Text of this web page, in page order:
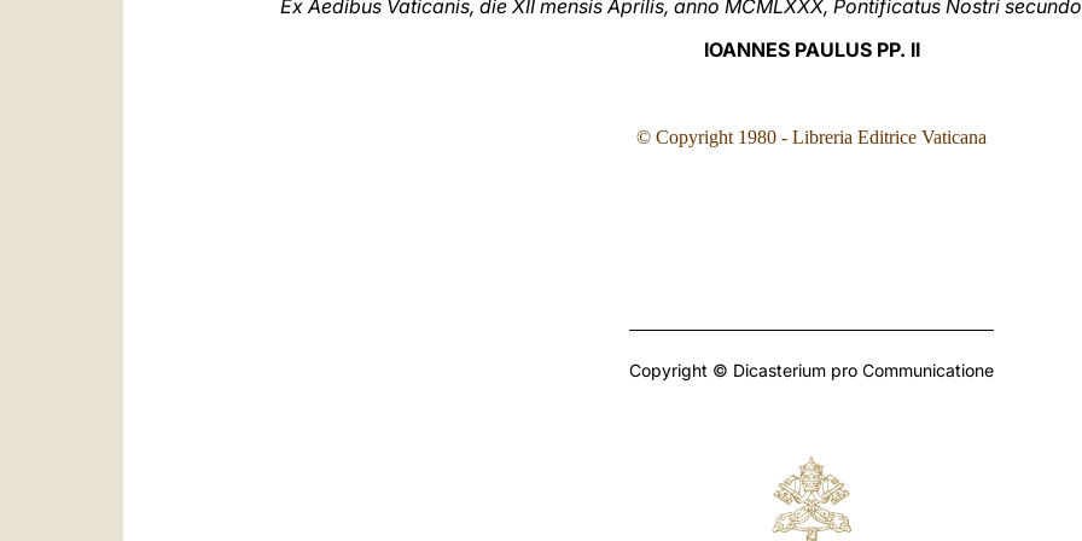
Ex Aedibus Vaticanis, die XII mensis Aprilis, anno MCMLXXX, Pontificatus Nostri
IOANNES PAULUS PP. II
© Copyright 1980 - Libreria Editrice Vaticana
Copyright © Dicasterium pro Communicatione